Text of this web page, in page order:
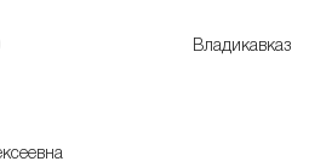
Владикавказ